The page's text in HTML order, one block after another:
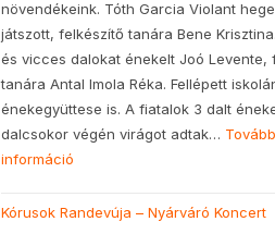
növendékeink. Tóth Garcia Violant
játszott, felkészítő tanára Bene
és vicces dalokat énekelt Joó Levente,
tanára Antal Imola Réka. Fellépett
énekegyüttese is. A fiatalok 3 dalt
dalcsokor végén virágot adtak…
információ
Kórusok Randevúja – Nyárváró Koncert